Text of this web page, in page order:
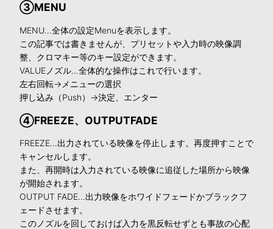
③MENU
MENU…全体の設定Menuを表示します。
この記事では書きませんが、プリセットや入力時の映像調
整、クロマキー等のキー設定ができます。
VALUEノズル…全体的な操作はこれで行います。
左右回転→メニューの選択
押し込み（Push）→決定、エンター
④FREEZE、OUTPUTFADE
FREEZE…出力されている映像を停止します。再度押すことで
キャンセルします。
また、再開時は入力されている映像に追従した場所から映像
が開始されます。
OUTPUT FADE…出力映像をホワイドフェードかブラックフ
ェードさせます。
このノズルを回しておけば入力を黒反転せずとも事故の心配